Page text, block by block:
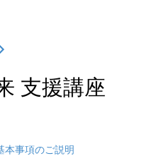
支援講座
本事項のご説明